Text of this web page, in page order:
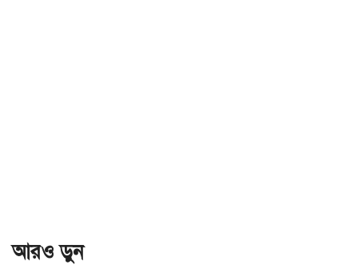
আরও ড়ুন